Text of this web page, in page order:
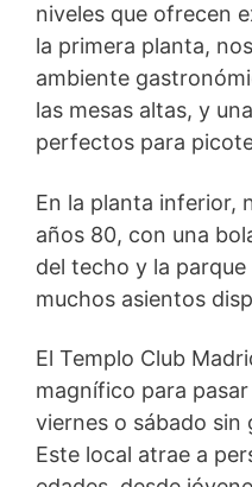
niveles que ofrecen
la primera planta,
ambiente
las mesas altas, y
perfectos para
En la planta inferior,
años 80, con una
del techo y la
muchos asientos
El Templo Club
magnífico para
viernes o sábado sin
Este local atrae a